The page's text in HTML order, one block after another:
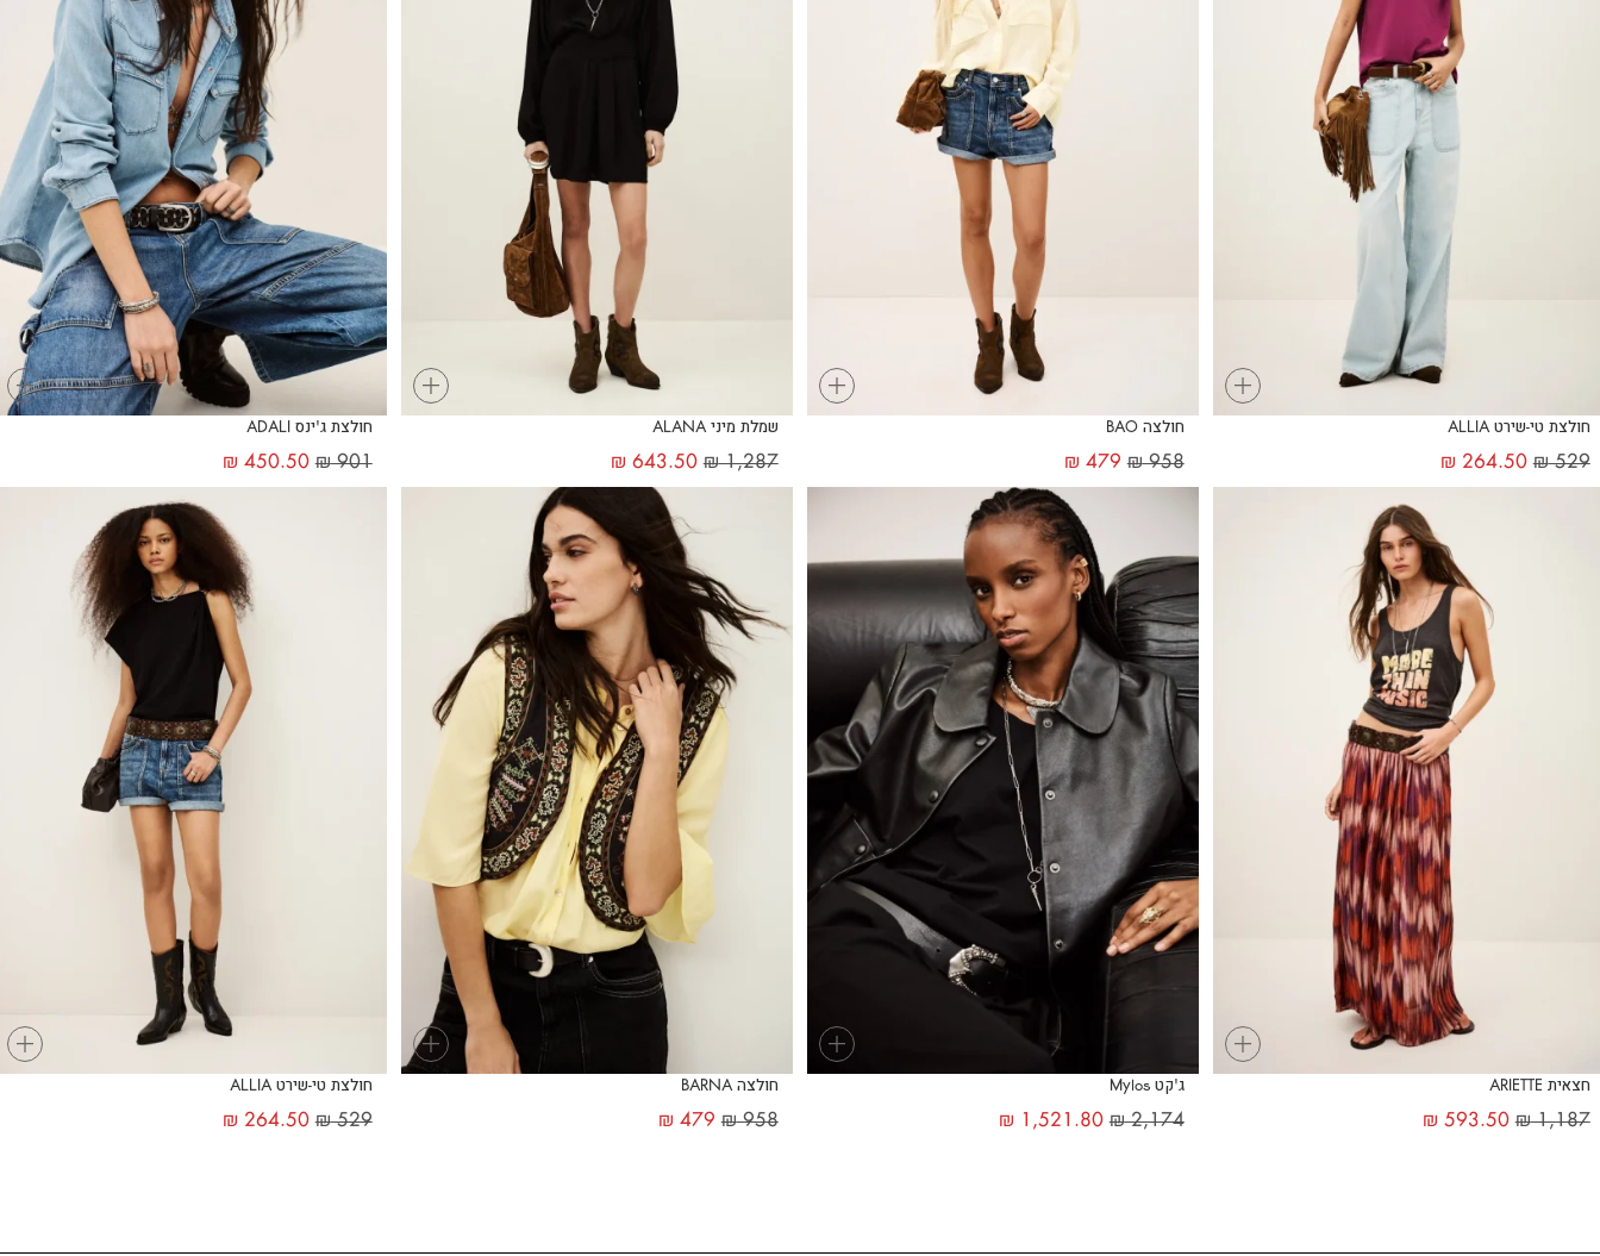
+
חולצת טי-שירט ALLIA
₪529
₪ 264.50
+
חולצה BAO
₪958
₪ 479
+
שמלת מיני ALANA
₪1,287
₪ 643.50
+
חולצת ג'ינס ADALI
₪901
₪ 450.50
+
חצאית ARIETTE
₪1,187
₪ 593.50
+
ג'קט Mylos
₪2,174
₪ 1,521.80
+
חולצה BARNA
₪958
₪ 479
+
חולצת טי-שירט ALLIA
₪529
₪ 264.50